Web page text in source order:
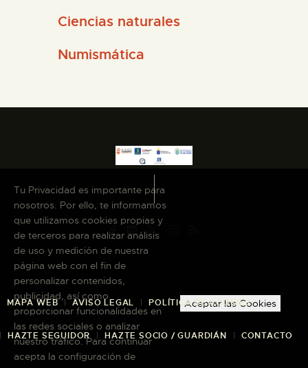
Ciencias naturales
Numismática
MAPA WEB AVISO LEGAL POLÍTICA DE COOKIES
HAZTE SEGUIDOR HAZTE SOCIO / GUARDIÁN CONTACTO
Tu Privacidad es importante para
nosotros. Por ello, te informamos
que utilizamos cookies propias y
de terceros para realizar análisis
de uso y medición de nuestra
página web con el fin de
personalizar contenidos,
publicidad, así como
proporcionar funcionalidades en
las redes sociales o analizar
nuestro tráfico. Para continuar
acepta la configuración de
Aceptar las Cookies